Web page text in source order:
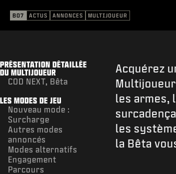
BO7 ACTUS ANNONCES MULTIJOUEUR
PRÉSENTATION DÉTAILLÉE
DU MULTIJOUEUR
COD NEXT, Bêta
LES MODES DE JEU
Nouveau mode :
Surcharge
Autres modes
annoncés
Modes alternatifs
Engagement
Parcours
Acquérez
les armes,
les
la Bêta